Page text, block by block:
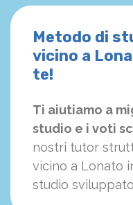
Metodo di
vicino a
te!
Ti aiutiamo a
studio e i voti
nostri tutor
vicino a Lonato
studio